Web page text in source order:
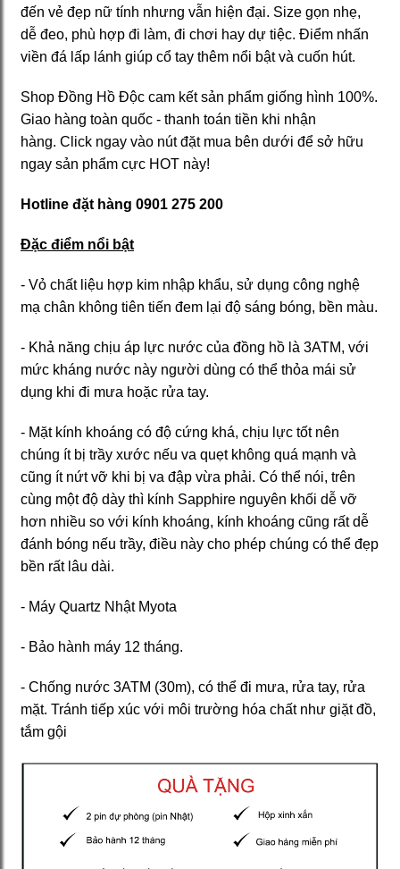
đến vẻ đẹp nữ tính nhưng vẫn hiện đại. Size gọn nhẹ,
dễ đeo, phù hợp đi làm, đi chơi hay dự tiệc. Điểm nhấn
viền đá lấp lánh giúp cổ tay thêm nổi bật và cuốn hút.
Shop Đồng Hồ Độc cam kết sản phẩm giống hình 100%.
Giao hàng toàn quốc - thanh toán tiền khi nhận
hàng. Click ngay vào nút đặt mua bên dưới để sở hữu
ngay sản phẩm cực HOT này!
Hotline đặt hàng 0901 275 200
Đặc điểm nổi bật
- Vỏ chất liệu hợp kim nhập khẩu, sử dụng công nghệ
mạ chân không tiên tiến đem lại độ sáng bóng, bền màu.
- Khả năng chịu áp lực nước của đồng hồ là 3ATM, với
mức kháng nước này người dùng có thể thỏa mái sử
dụng khi đi mưa hoặc rửa tay.
- Mặt kính khoáng có độ cứng khá, chịu lực tốt nên
chúng ít bị trầy xước nếu va quẹt không quá mạnh và
cũng ít nứt vỡ khi bị va đập vừa phải. Có thể nói, trên
cùng một độ dày thì kính Sapphire nguyên khối dễ vỡ
hơn nhiều so với kính khoáng, kính khoáng cũng rất dễ
đánh bóng nếu trầy, điều này cho phép chúng có thể đẹp
bền rất lâu dài.
- Máy Quartz Nhật Myota
- Bảo hành máy 12 tháng.
- Chống nước 3ATM (30m), có thể đi mưa, rửa tay, rửa
mặt. Tránh tiếp xúc với môi trường hóa chất như giặt đồ,
tắm gội